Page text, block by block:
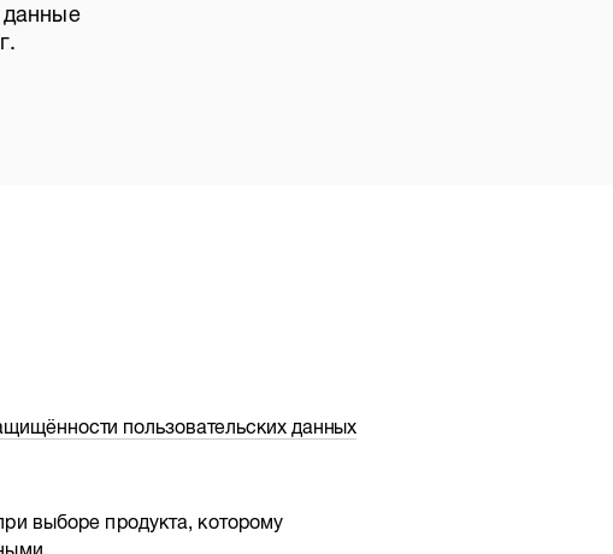
данные
пользовательских данных
выборе продукта, которому